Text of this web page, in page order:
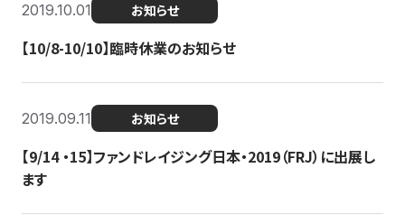
2019.10.01 お知らせ
【10/8-10/10】臨時休業のお知らせ
2019.09.11 お知らせ
【9/14 ・15】ファンドレイジング日本・2019（FRJ）に出展し
ます